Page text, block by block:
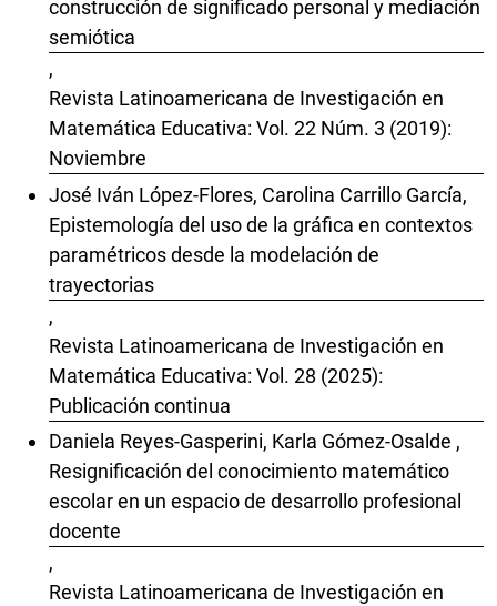
construcción de significado personal y mediación
semiótica
,
Revista Latinoamericana de Investigación en
Matemática Educativa: Vol. 22 Núm. 3 (2019):
Noviembre
José Iván López-Flores, Carolina Carrillo García,
Epistemología del uso de la gráfica en contextos
paramétricos desde la modelación de
trayectorias
,
Revista Latinoamericana de Investigación en
Matemática Educativa: Vol. 28 (2025):
Publicación continua
Daniela Reyes-Gasperini, Karla Gómez-Osalde ,
Resignificación del conocimiento matemático
escolar en un espacio de desarrollo profesional
docente
,
Revista Latinoamericana de Investigación en